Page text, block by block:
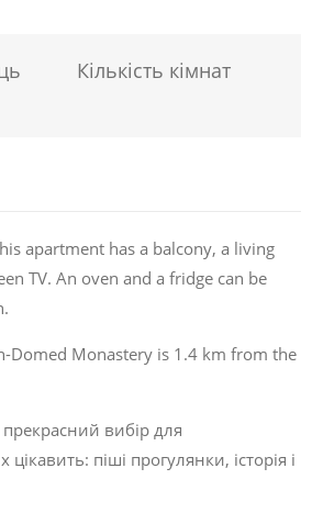
Кількість кімнат
apartment has a balcony, a living
TV. An oven and a fridge can be
Domed Monastery is 1.4 km from the
вибір для
цікавить: піші прогулянки, історія і